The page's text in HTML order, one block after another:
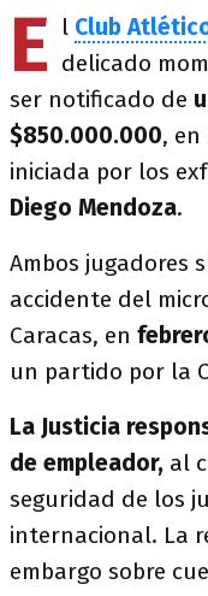
E l Club
delicado
ser notificado de
$850.000.000,
iniciada por los
Diego Mendoza.
Ambos jugadores
accidente del
Caracas, en
un partido por la
La Justicia
de empleador, al
seguridad de los
internacional. La
embargo sobre